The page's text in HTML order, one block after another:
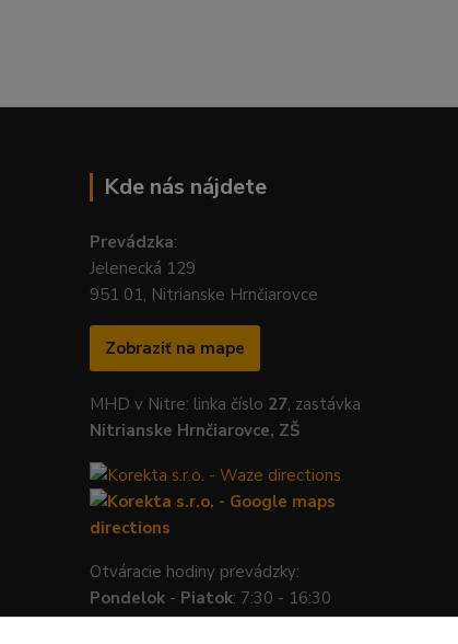
Kde nás nájdete
Prevádzka:
Jelenecká 129
951 01, Nitrianske Hrnčiarovce
Zobraziť na mape
MHD v Nitre: linka číslo 27, zastávka
Nitrianske Hrnčiarovce, ZŠ
Otváracie hodiny prevádzky:
Pondelok - Piatok: 7:30 - 16:30